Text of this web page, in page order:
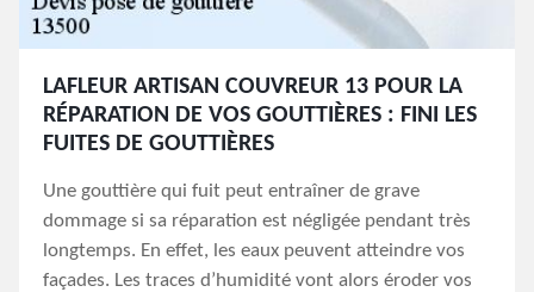
LAFLEUR ARTISAN COUVREUR 13 POUR LA
RÉPARATION DE VOS GOUTTIÈRES : FINI LES
FUITES DE GOUTTIÈRES
Une gouttière qui fuit peut entraîner de grave
dommage si sa réparation est négligée pendant très
longtemps. En effet, les eaux peuvent atteindre vos
façades. Les traces d’humidité vont alors éroder vos